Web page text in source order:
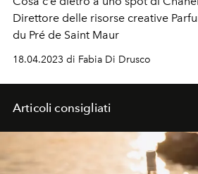
Direttore delle risorse creative
du Pré de Saint Maur
18.04.2023 di Fabia Di Drusco
Articoli consigliati